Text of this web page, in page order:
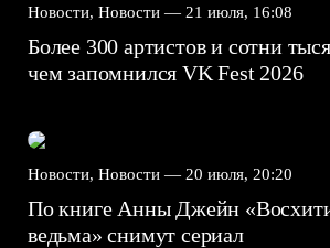
Новости, Новости — 21 июля, 16:08
Более 300 артистов и сотни
чем запомнился VK Fest 2026
Новости, Новости — 20 июля, 20:20
По книге Анны Джейн
ведьма» снимут сериал